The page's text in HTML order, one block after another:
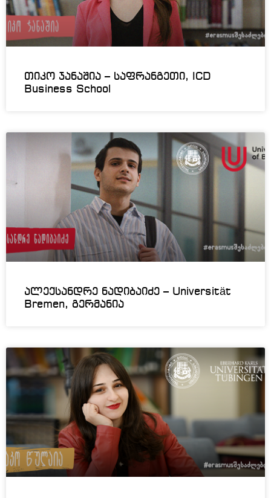
თიკო ჯანაშია – საფრანგეთი, ICD
Business School
ალექსანდრე ნადიბაიძე – Universität
Bremen, გერმანია